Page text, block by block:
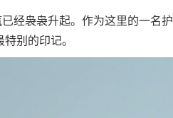
袅袅升起。作为这里的一名
别的印记。